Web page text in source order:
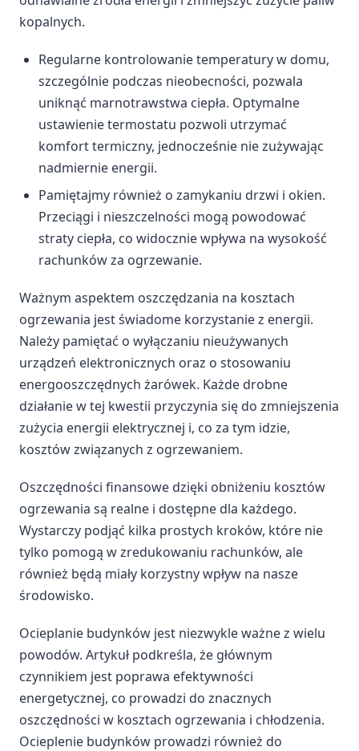
kopalnych.
Regularne kontrolowanie temperatury w domu,
szczególnie podczas nieobecności, pozwala
uniknąć marnotrawstwa ciepła. Optymalne
ustawienie termostatu pozwoli utrzymać
komfort termiczny, jednocześnie nie zużywając
nadmiernie energii.
Pamiętajmy również o zamykaniu drzwi i okien.
Przeciągi i nieszczelności mogą powodować
straty ciepła, co widocznie wpływa na wysokość
rachunków za ogrzewanie.
Ważnym aspektem oszczędzania na kosztach
ogrzewania jest świadome korzystanie z energii.
Należy pamiętać o wyłączaniu nieużywanych
urządzeń elektronicznych oraz o stosowaniu
energooszczędnych żarówek. Każde drobne
działanie w tej kwestii przyczynia się do zmniejszenia
zużycia energii elektrycznej i, co za tym idzie,
kosztów związanych z ogrzewaniem.
Oszczędności finansowe dzięki obniżeniu kosztów
ogrzewania są realne i dostępne dla każdego.
Wystarczy podjąć kilka prostych kroków, które nie
tylko pomogą w zredukowaniu rachunków, ale
również będą miały korzystny wpływ na nasze
środowisko.
Ocieplanie budynków jest niezwykle ważne z wielu
powodów. Artykuł podkreśla, że głównym
czynnikiem jest poprawa efektywności
energetycznej, co prowadzi do znacznych
oszczędności w kosztach ogrzewania i chłodzenia.
Ocieplenie budynków prowadzi również do